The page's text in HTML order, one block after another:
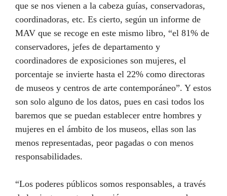
que se nos vienen a la cabeza guías, conservadoras,
coordinadoras, etc. Es cierto, según un informe de
MAV que se recoge en este mismo libro, “el 81% de
conservadores, jefes de departamento y
coordinadores de exposiciones son mujeres, el
porcentaje se invierte hasta el 22% como directoras
de museos y centros de arte contemporáneo”. Y estos
son solo alguno de los datos, pues en casi todos los
baremos que se puedan establecer entre hombres y
mujeres en el ámbito de los museos, ellas son las
menos representadas, peor pagadas o con menos
responsabilidades.
“Los poderes públicos somos responsables, a través